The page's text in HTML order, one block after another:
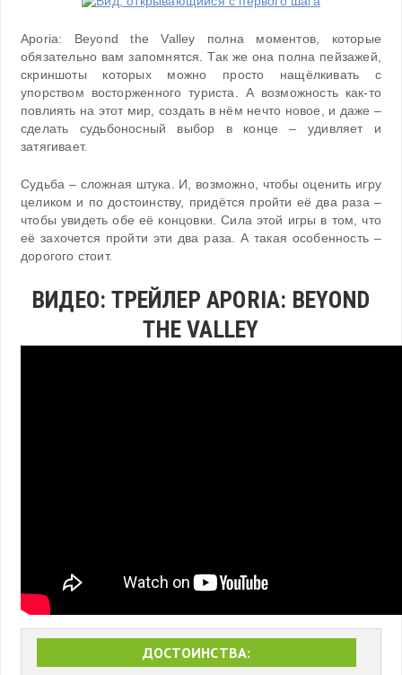
Aporia: Beyond the Valley полна моментов, которые
обязательно вам запомнятся. Так же она полна пейзажей,
скриншоты которых можно просто нащёлкивать с
упорством восторженного туриста. А возможность как-то
повлиять на этот мир, создать в нём нечто новое, и даже –
сделать судьбоносный выбор в конце – удивляет и
затягивает.
Судьба – сложная штука. И, возможно, чтобы оценить игру
целиком и по достоинству, придётся пройти её два раза –
чтобы увидеть обе её концовки. Сила этой игры в том, что
её захочется пройти эти два раза. А такая особенность –
дорогого стоит.
ВИДЕО: ТРЕЙЛЕР APORIA: BEYOND
THE VALLEY
ДОСТОИНСТВА: